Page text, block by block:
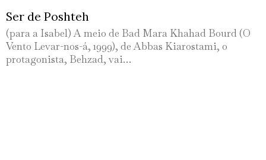
Ser de Poshteh
(para a Isabel) A meio de Bad Mara Khahad Bourd (O
Vento Levar-nos-á, 1999), de Abbas Kiarostami, o
protagonista, Behzad, vai…